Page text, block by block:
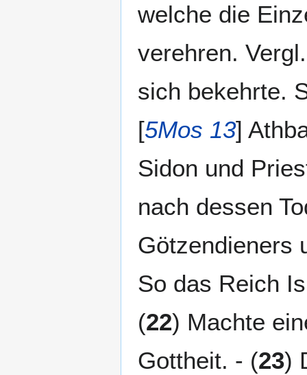
welche die
verehren.
sich bekehrte.
[5Mos 13]
Sidon und
nach dessen
Götzendieners
So das Reich
(22) Machte
Gottheit. - (23)